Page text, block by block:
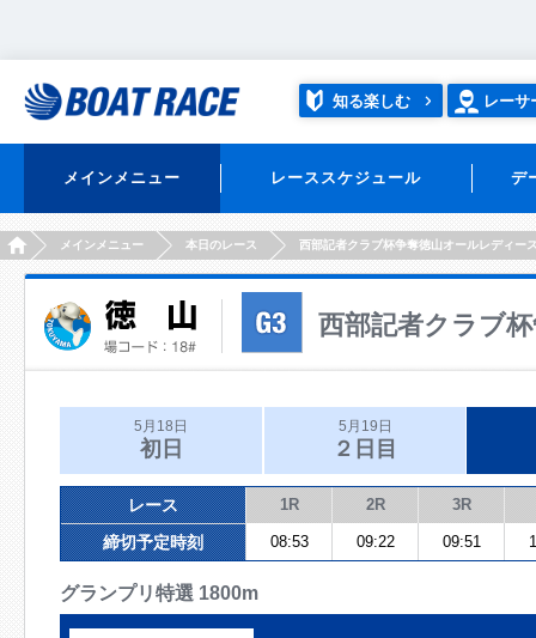
知る楽しむ レーサ
メインメニュー レーススケジュール デ
HOMEメインメニュー 本日のレース 西部記者クラブ杯争奪徳山オールレディー
西部記者クラブ
5月18日
初日
5月19日
２日目
レース 1R 2R 3R
締切予定時刻 08:53 09:22 09:51
グランプリ特選 1800m